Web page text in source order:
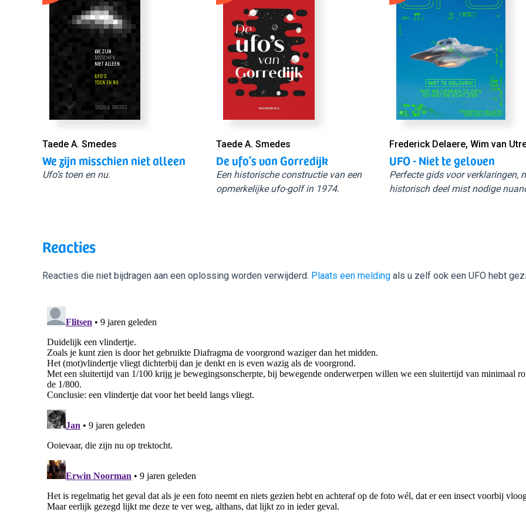
Taede A. Smedes
We zijn misschien niet alleen
Ufo’s toen en nu.
Taede A. Smedes
De ufo’s van Gorredijk
Een historische constructie van een
opmerkelijke ufo-golf in 1974.
Frederick Delaere, Wim van
UFO - Niet te geloven
Perfecte gids voor verklaringen,
historisch deel mist nodige
Reacties
Reacties die niet bijdragen aan een oplossing worden verwijderd. Plaats een melding als u zelf ook een UFO hebt